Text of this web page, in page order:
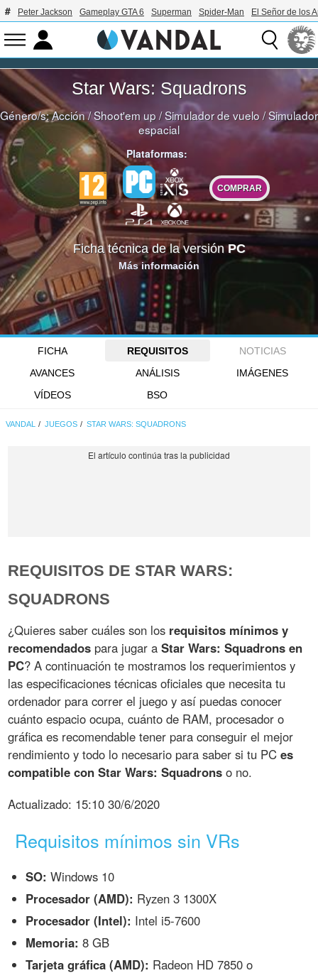
Peter Jackson Gameplay GTA 6 Superman Spider-Man El Señor de los
Star Wars: Squadrons
Género/s:Acción/Shoot'em up/Simulador de vuelo/Simulador
espacial
Plataformas:
COMPRAR
Ficha técnica de la versiónPC
Más información
FICHA REQUISITOS
NOTICIAS
AVANCES
ANÁLISIS
IMÁGENES
VÍDEOS
BSO
VANDAL JUEGOS STAR WARS: SQUADRONS
REQUISITOS DE STAR WARS:
SQUADRONS
¿Quieres saber cuáles son los requisitos mínimos y
recomendados para jugar aStar Wars: Squadrons en
PC? A continuación te mostramos los requerimientos y
las especificaciones técnicas oficiales que necesita tu
ordenador para correr el juego y así puedas conocer
cuánto espacio ocupa, cuánto de RAM, procesador o
gráfica es recomendable tener para conseguir el mejor
rendimiento y todo lo necesario para saber si tu PCes
compatible con Star Wars: Squadrons o no.
Actualizado: 15:10 30/6/2020
Requisitos mínimos sin VRs
SO: Windows 10
Procesador (AMD): Ryzen 3 1300X
Procesador (Intel): Intel i5-7600
Memoria: 8 GB
Tarjeta gráfica (AMD): Radeon HD 7850 o